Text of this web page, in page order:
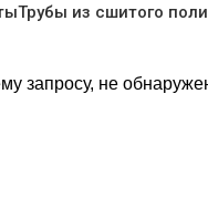
Трубы из сшитого
запросу, не